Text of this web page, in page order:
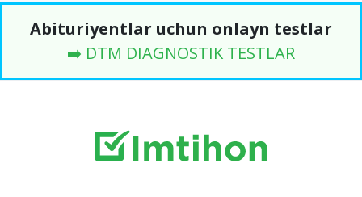
Abituriyentlar uchun onlayn testlar
➡️ DTM DIAGNOSTIK TESTLAR